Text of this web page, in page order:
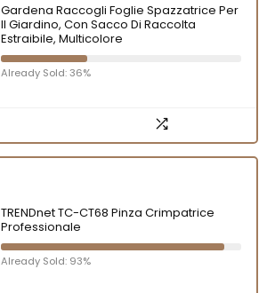
Gardena Raccogli Foglie Spazzatrice Per
Il Giardino, Con Sacco Di Raccolta
Estraibile, Multicolore
Already Sold: 36%
TRENDnet TC-CT68 Pinza Crimpatrice
Professionale
Already Sold: 93%